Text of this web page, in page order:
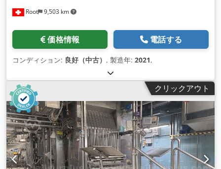
Root 9,503 km
価格情報 電話する
コンディション: 良好（中古） , 製造年: 2021,
クリックアウト